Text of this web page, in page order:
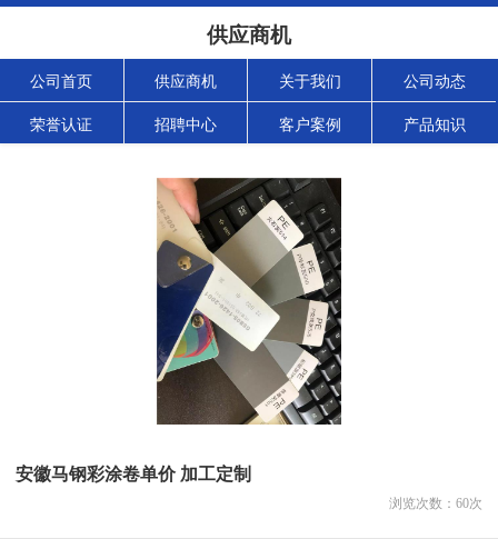
供应商机
公司首页 供应商机 关于我们 公司动态
荣誉认证 招聘中心 客户案例 产品知识
安徽马钢彩涂卷单价 加工定制
浏览次数： 60次